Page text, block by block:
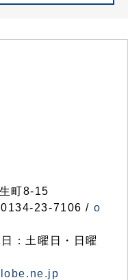
町8-15
23-7106 / o
：土曜日・日曜